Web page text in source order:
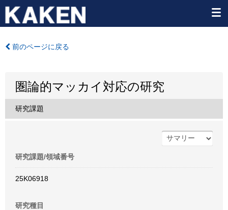
前のページに戻る
圏論的マッカイ対応の研究
研究課題
研究課題/領域番号
25K06918
研究種目